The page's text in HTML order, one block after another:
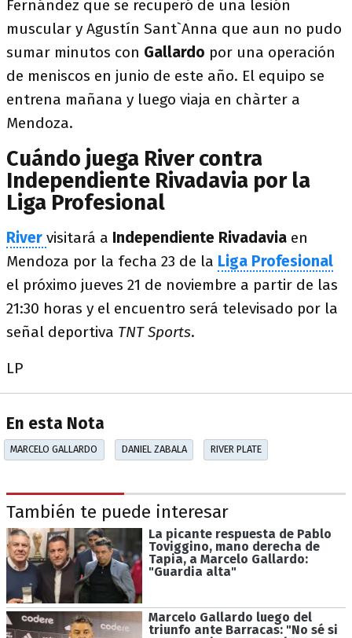
Fernández que se recuperó de una lesión
muscular y Agustín Sant`Anna que aun no pudo
sumar minutos con Gallardo por una operación
de meniscos en junio de este año. El equipo se
entrena mañana y luego viaja en chàrter a
Mendoza.
Cuándo juega River contra
Independiente Rivadavia por la
Liga Profesional
River visitará a Independiente Rivadavia en
Mendoza por la fecha 23 de la Liga Profesional
el próximo jueves 21 de noviembre a partir de las
21:30 horas y el encuentro será televisado por la
señal deportiva TNT Sports.
LP
En esta Nota
MARCELO GALLARDO DANIEL ZABALA RIVER PLATE
También te puede interesar
La picante respuesta de Pablo
Toviggino, mano derecha de
Tapia, a Marcelo Gallardo:
"Guardia alta"
Marcelo Gallardo luego del
triunfo ante Barracas: "No sé si